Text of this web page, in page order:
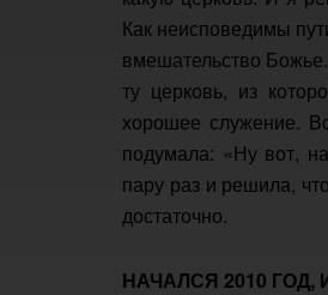
Как неисповедимы
вмешательство
ту церковь, из
хорошее служение.
подумала: «Ну вот,
пару раз и решила,
достаточно.
НАЧАЛСЯ 2010